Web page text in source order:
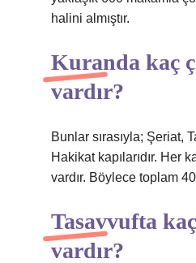
halini almıştır.
Kuranda kaç
vardır?
Bunlar sırasıyla; Şeriat,
Hakikat kapılarıdır. Her
vardır. Böylece toplam
Tasavvufta
vardır?